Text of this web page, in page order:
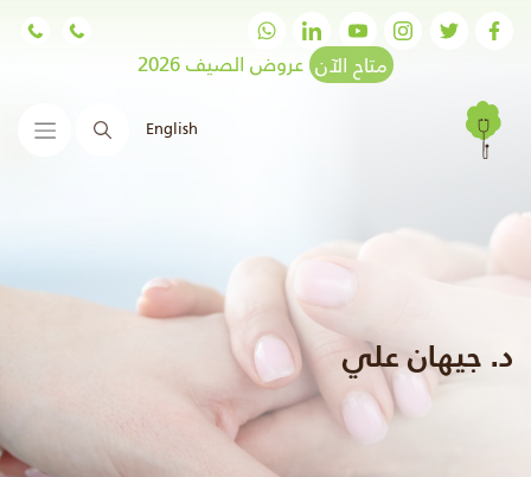
متاح الآن عروض الصيف 2026
English البحث
د. جيهان علي